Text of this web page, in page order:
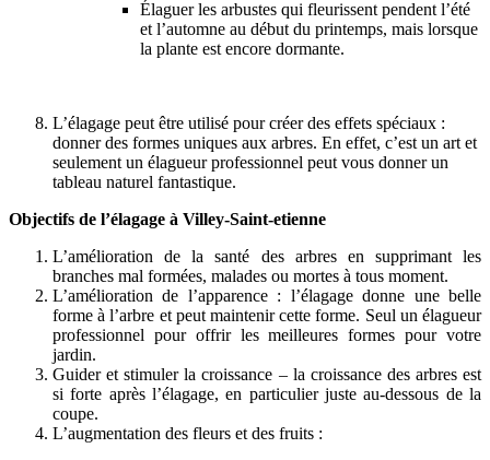
Élaguer les arbustes qui fleurissent pendent l’été
et l’automne au début du printemps, mais lorsque
la plante est encore dormante.
L’élagage peut être utilisé pour créer des effets spéciaux :
donner des formes uniques aux arbres. En effet, c’est un art et
seulement un élagueur professionnel peut vous donner un
tableau naturel fantastique.
Objectifs de l’élagage à Villey-Saint-etienne
L’amélioration de la santé des arbres en supprimant les
branches mal formées, malades ou mortes à tous moment.
L’amélioration de l’apparence : l’élagage donne une belle
forme à l’arbre et peut maintenir cette forme. Seul un élagueur
professionnel pour offrir les meilleures formes pour votre
jardin.
Guider et stimuler la croissance – la croissance des arbres est
si forte après l’élagage, en particulier juste au-dessous de la
coupe.
L’augmentation des fleurs et des fruits :